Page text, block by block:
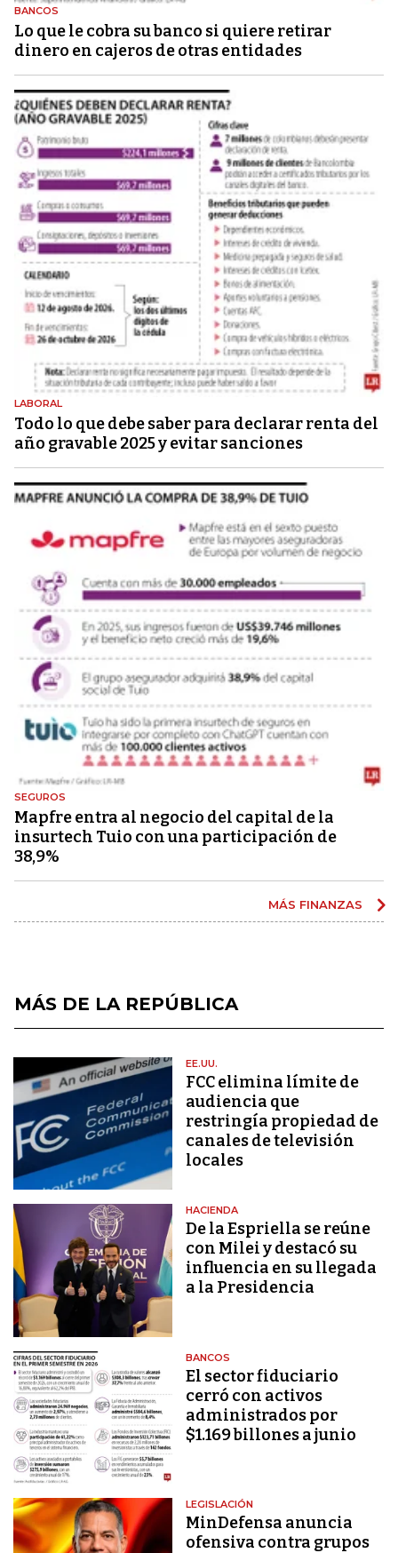
BANCOS
Lo que le cobra su banco si quiere retirar
dinero en cajeros de otras entidades
LABORAL
Todo lo que debe saber para declarar renta del
año gravable 2025 y evitar sanciones
SEGUROS
Mapfre entra al negocio del capital de la
insurtech Tuio con una participación de
38,9%
MÁS FINANZAS
MÁS DE LA REPÚBLICA
EE.UU.
FCC elimina límite de
audiencia que
restringía propiedad de
canales de televisión
locales
HACIENDA
De la Espriella se reúne
con Milei y destacó su
influencia en su llegada
a la Presidencia
BANCOS
El sector fiduciario
cerró con activos
administrados por
$1.169 billones a junio
LEGISLACIÓN
MinDefensa anuncia
ofensiva contra grupos